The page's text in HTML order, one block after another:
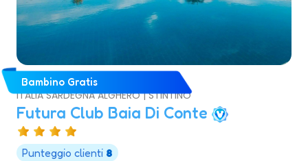
Bambino Gratis
ITALIA SARDEGNA ALGHERO | STINTINO
Futura Club Baia Di Conte
Punteggio clienti 8